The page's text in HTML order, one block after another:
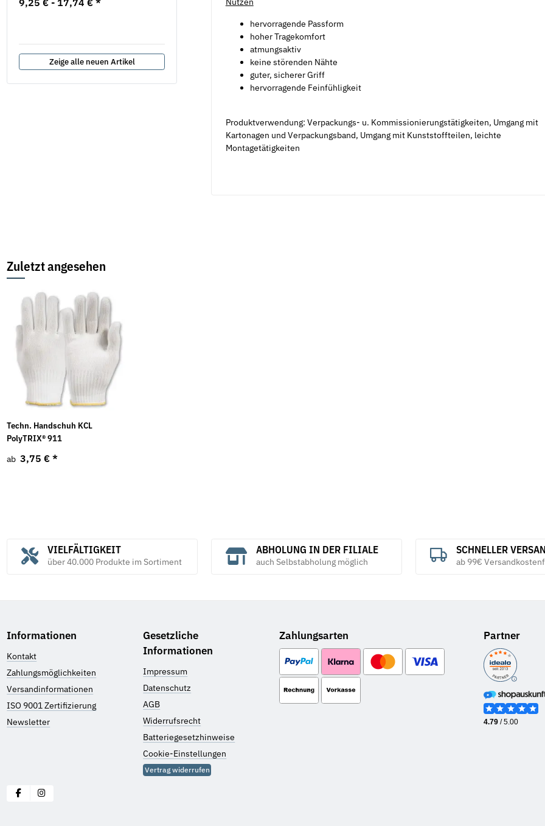
hervorragende Passform
hoher Tragekomfort
atmungsaktiv
keine störenden Nähte
guter, sicherer Griff
hervorragende Feinfühligkeit
Produktverwendung: Verpackungs- u. Kommissionierungstätigkeiten, Umgang mit
Kartonagen und Verpackungsband, Umgang mit Kunststoffteilen, leichte
Montagetätigkeiten
9,25 € - 17,74 € * *
0,04 € pro 1 Stück
Zeige alle neuen Artikel
Zuletzt angesehen
Techn. Handschuh KCL
PolyTRIX® 911
ab 3,75 € *
VIELFÄLTIGKEIT
über 40.000 Produkte im Sortiment
ABHOLUNG IN DER FILIALE
auch Selbstabholung möglich
SCHNELLER
ab 99€
Informationen
Kontakt
Zahlungsmöglichkeiten
Versandinformationen
ISO 9001 Zertifizierung
Newsletter
Gesetzliche
Informationen
Impressum
Datenschutz
AGB
Widerrufsrecht
Batteriegesetzhinweise
Cookie-Einstellungen
Vertrag widerrufen
Zahlungsarten Partner